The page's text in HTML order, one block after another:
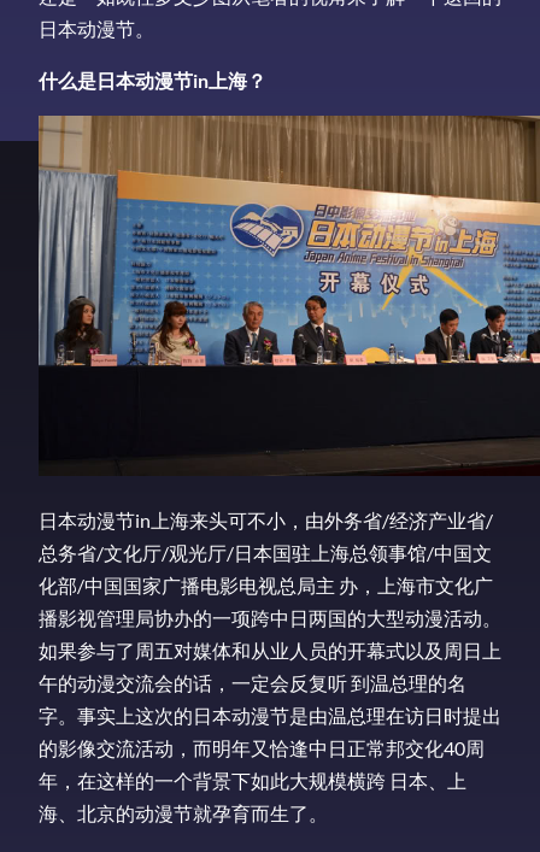
日本动漫节。
什么是日本动漫节in上海？
日本动漫节in上海来头可不小，由外务省/经济产业省/
总务省/文化厅/观光厅/日本国驻上海总领事馆/中国文
化部/中国国家广播电影电视总局主 办，上海市文化广
播影视管理局协办的一项跨中日两国的大型动漫活动。
如果参与了周五对媒体和从业人员的开幕式以及周日上
午的动漫交流会的话，一定会反复听 到温总理的名
字。事实上这次的日本动漫节是由温总理在访日时提出
的影像交流活动，而明年又恰逢中日正常邦交化40周
年，在这样的一个背景下如此大规模横跨 日本、上
海、北京的动漫节就孕育而生了。